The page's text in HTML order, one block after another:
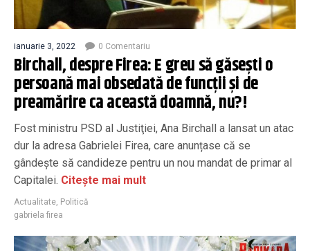
ianuarie 3, 2022 0 Comentariu
Birchall, despre Firea: E greu să găsești o
persoană mai obsedată de funcţii şi de
preamărire ca această doamnă, nu?!
Fost ministru PSD al Justiţiei, Ana Birchall a lansat un atac
dur la adresa Gabrielei Firea, care anunțase că se
gândește să candideze pentru un nou mandat de primar al
Capitalei. Citește mai mult
Actualitate, Politică
gabriela firea